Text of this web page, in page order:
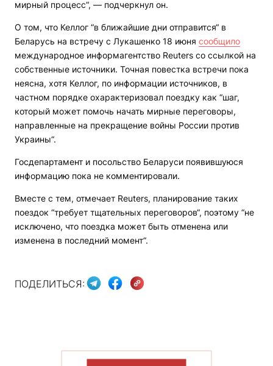
мирный процесс“, — подчеркнул он.
О том, что Келлог “в ближайшие дни отправится“ в
Беларусь на встречу с Лукашенко 18 июня сообщило
международное информагентство Reuters со ссылкой на
собственные источники. Точная повестка встречи пока
неясна, хотя Келлог, по информации источников, в
частном порядке охарактеризовал поездку как “шаг,
который может помочь начать мирные переговоры,
направленные на прекращение войны России против
Украины“.
Госдепартамент и посольство Беларуси появившуюся
информацию пока не комментировали.
Вместе с тем, отмечает Reuters, планирование таких
поездок “требует тщательных переговоров“, поэтому “не
исключено, что поездка может быть отменена или
изменена в последний момент“.
ПОДЕЛИТЬСЯ: